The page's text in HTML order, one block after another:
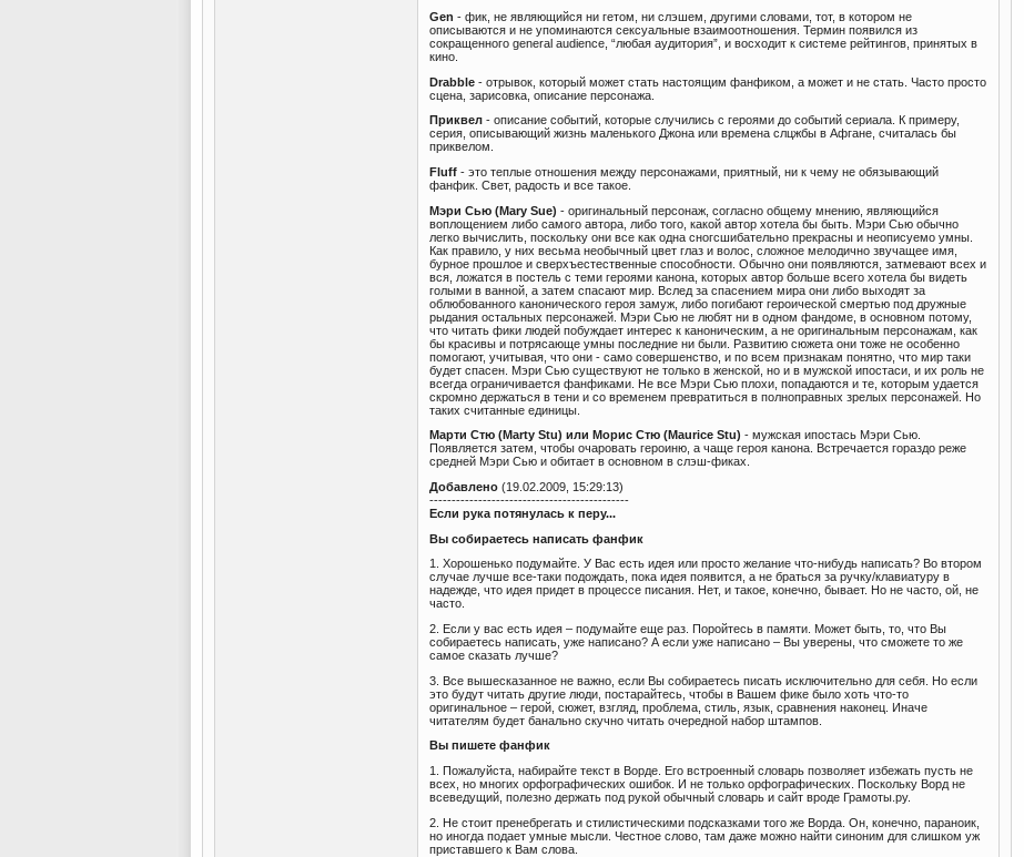
Gen - фик, не являющийся ни гетом, ни слэшем, другими словами, тот, в котором не
описываются и не упоминаются сексуальные взаимоотношения. Термин появился из
сокращенного general audience, “любая аудитория”, и восходит к системе рейтингов, принятых в
кино.
Drabble - отрывок, который может стать настоящим фанфиком, а может и не стать. Часто просто
сцена, зарисовка, описание персонажа.
Приквел - описание событий, которые случились с героями до событий сериала. К примеру,
серия, описывающий жизнь маленького Джона или времена слцжбы в Афгане, считалась бы
приквелом.
Fluff - это теплые отношения между персонажами, приятный, ни к чему не обязывающий
фанфик. Свет, радость и все такое.
Мэри Сью (Mary Sue) - оригинальный персонаж, согласно общему мнению, являющийся
воплощением либо самого автора, либо того, какой автор хотела бы быть. Мэри Сью обычно
легко вычислить, поскольку они все как одна сногсшибательно прекрасны и неописуемо умны.
Как правило, у них весьма необычный цвет глаз и волос, сложное мелодично звучащее имя,
бурное прошлое и сверхъестественные способности. Обычно они появляются, затмевают всех и
вся, ложатся в постель с теми героями канона, которых автор больше всего хотела бы видеть
голыми в ванной, а затем спасают мир. Вслед за спасением мира они либо выходят за
облюбованного канонического героя замуж, либо погибают героической смертью под дружные
рыдания остальных персонажей. Мэри Сью не любят ни в одном фандоме, в основном потому,
что читать фики людей побуждает интерес к каноническим, а не оригинальным персонажам, как
бы красивы и потрясающе умны последние ни были. Развитию сюжета они тоже не особенно
помогают, учитывая, что они - само совершенство, и по всем признакам понятно, что мир таки
будет спасен. Мэри Сью существуют не только в женской, но и в мужской ипостаси, и их роль не
всегда ограничивается фанфиками. Не все Мэри Сью плохи, попадаются и те, которым удается
скромно держаться в тени и со временем превратиться в полноправных зрелых персонажей. Но
таких считанные единицы.
Марти Стю (Marty Stu) или Морис Стю (Maurice Stu) - мужская ипостась Мэри Сью.
Появляется затем, чтобы очаровать героиню, а чаще героя канона. Встречается гораздо реже
средней Мэри Сью и обитает в основном в слэш-фиках.
Добавлено (19.02.2009, 15:29:13)
---------------------------------------------
Если рука потянулась к перу...
Вы собираетесь написать фанфик
1. Хорошенько подумайте. У Вас есть идея или просто желание что-нибудь написать? Во втором
случае лучше все-таки подождать, пока идея появится, а не браться за ручку/клавиатуру в
надежде, что идея придет в процессе писания. Нет, и такое, конечно, бывает. Но не часто, ой, не
часто.
2. Если у вас есть идея – подумайте еще раз. Поройтесь в памяти. Может быть, то, что Вы
собираетесь написать, уже написано? А если уже написано – Вы уверены, что сможете то же
самое сказать лучше?
3. Все вышесказанное не важно, если Вы собираетесь писать исключительно для себя. Но если
это будут читать другие люди, постарайтесь, чтобы в Вашем фике было хоть что-то
оригинальное – герой, сюжет, взгляд, проблема, стиль, язык, сравнения наконец. Иначе
читателям будет банально скучно читать очередной набор штампов.
Вы пишете фанфик
1. Пожалуйста, набирайте текст в Ворде. Его встроенный словарь позволяет избежать пусть не
всех, но многих орфографических ошибок. И не только орфографических. Поскольку Ворд не
всеведущий, полезно держать под рукой обычный словарь и сайт вроде Грамоты.ру.
2. Не стоит пренебрегать и стилистическими подсказками того же Ворда. Он, конечно, параноик,
но иногда подает умные мысли. Честное слово, там даже можно найти синоним для слишком уж
приставшего к Вам слова.